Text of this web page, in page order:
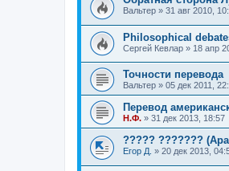
Вальтер » 31 авг 2010,
Philosophical
Сергей Кевлар » 18 апр
Точности перевода
Вальтер » 05 дек 2011,
Перевод
Н.Ф. » 31 дек 2013, 18:57
????? ???????
Егор Д. » 20 дек 2013,